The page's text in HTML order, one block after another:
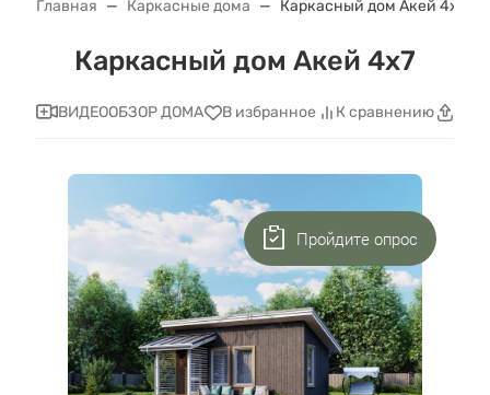
Главная Каркасные дома Каркасный дом Акей 4x7
Каркасный дом Акей 4x7
ВИДЕООБЗОР ДОМА В избранное К сравнению
Пройдите опрос